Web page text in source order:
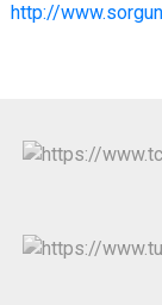
http://